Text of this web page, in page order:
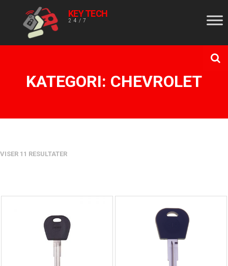
KEY TECH
24/7
KATEGORI: CHEVROLET
VISER 11 RESULTATER